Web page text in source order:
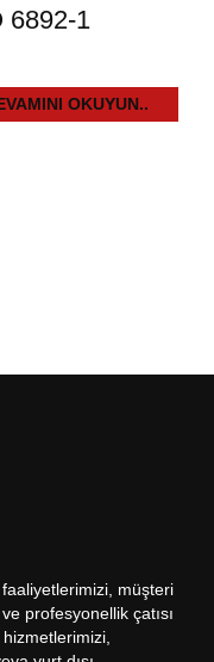
6892-1
OKUYUN..
müşteri
profesyonellik çatısı